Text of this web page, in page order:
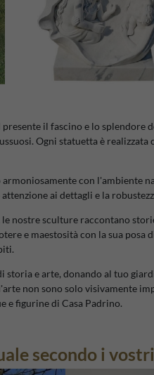
il fascino e lo splendore
Ogni statuetta è
con l'ambiente
ai dettagli e la
nostre sculture raccontano
e maestosità con la sua
e arte, donando al tuo
non sono solo visivamente
e figurine di Casa Padrino.
secondo i